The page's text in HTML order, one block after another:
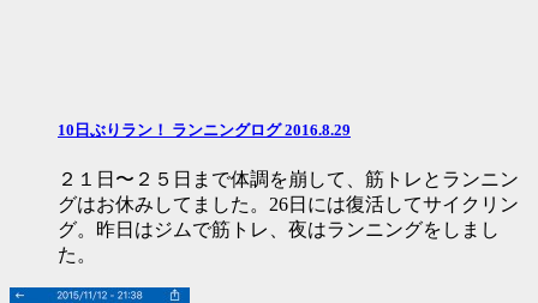
10日ぶりラン！ ランニングログ 2016.8.29
２１日〜２５日まで体調を崩して、筋トレとランニン
グはお休みしてました。26日には復活してサイクリン
グ。昨日はジムで筋トレ、夜はランニングをしまし
た。